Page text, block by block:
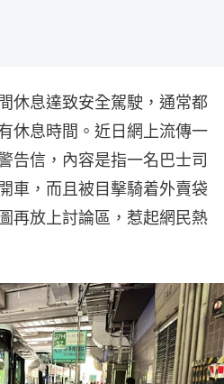
休息達致安全駕駛，通常都
休息時間。近日網上流傳一
告信，內容是指一名巴士司
車，而且被目擊騎着外賣袋
再放上討論區，惹起網民熱